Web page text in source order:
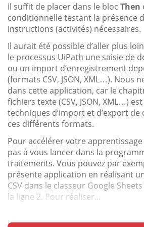
Il suffit de placer dans le bloc Then
conditionnelle testant la présence
instructions (activités) nécessaires.
Il aurait été possible d’aller plus
le processus UiPath une saisie de
ou un import d’enregistrement
(formats CSV, JSON, XML…). Nous
dans cette application, car le
fichiers texte (CSV, JSON, XML…)
techniques d’import et d’export
ces différents formats.
Pour accélérer votre apprentissage
pas à vous lancer dans la
traitements. Vous pouvez par
présente application en réalisant
CSV dans le classeur Google Sheets
la ligne 2. Pour réaliser...